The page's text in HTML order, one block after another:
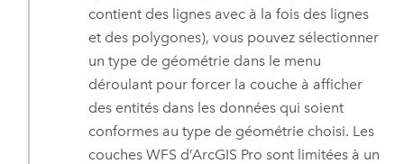
contient des lignes avec à la fois des lignes
et des polygones), vous pouvez sélectionner
un type de géométrie dans le menu
déroulant pour forcer la couche à afficher
des entités dans les données qui soient
conformes au type de géométrie choisi. Les
couches WFS d’ArcGIS Pro sont limitées à un